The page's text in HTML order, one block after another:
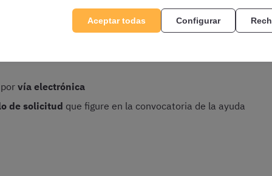
no sabremos el plazo para solicitar la beca y los detalles
clave que debéis tener en cuenta:
vía electrónica
de solicitud que figure en la convocatoria de la ayuda
Aceptar todas Configurar